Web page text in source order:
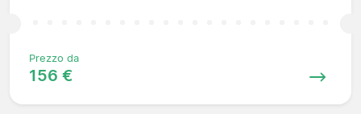
Prezzo da
156 €